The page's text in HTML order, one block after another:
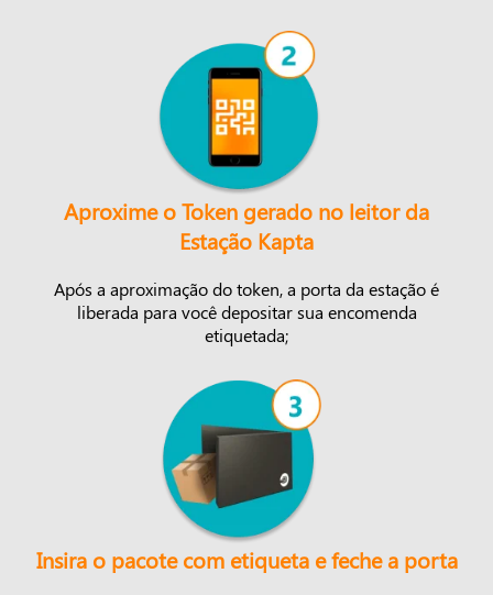
Aproxime o Token gerado no leitor da
Estação Kapta
Após a aproximação do token, a porta da estação é
liberada para você depositar sua encomenda
etiquetada;
Insira o pacote com etiqueta e feche a porta